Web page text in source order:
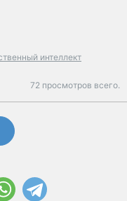
интеллект
72 просмотров всего.